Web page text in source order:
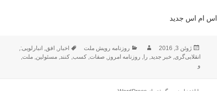
اس ام اس جدید
ارسال
شده
ژوئن 3, 2016 نویسندهدسته‌ها
روزنامه رویش ملت برچسب‌ها
اخبار, افق, انبارلویی:,
انقلابی‌گری,خبر جدید, را, روزنامه امروز,صفات,کسب,کنند,مسئولین,ملت,
و